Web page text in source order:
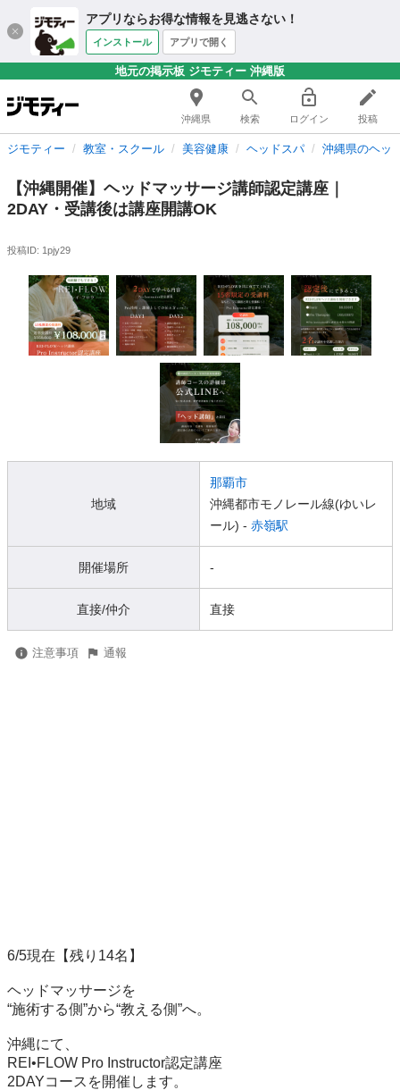
アプリならお得な情報を見逃さない！
インストール アプリで開く
地元の掲示板 ジモティー 沖縄版
沖縄県 検索 ログイン 投稿
ジモティー 教室・スクール 美容健康 ヘッドスパ 沖縄県のヘッ
【沖縄開催】ヘッドマッサージ講師認定講座｜
2DAY・受講後は講座開講OK
投稿ID: 1pjy29
地域
那覇市
沖縄都市モノレール線(ゆいレ
ール) - 赤嶺駅
開催場所 -
直接/仲介 直接
注意事項 通報
6/5現在【残り14名】
ヘッドマッサージを
“施術する側”から“教える側”へ。
沖縄にて、
REI•FLOW Pro Instructor認定講座
2DAYコースを開催します。